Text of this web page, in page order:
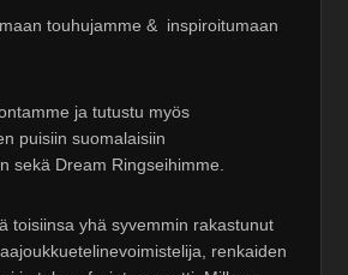
touhujamme & inspiroitumaan
ja tutustu myös
puisiin suomalaisiin
sekä Dream Ringseihimme.
toisiinsa yhä syvemmin rakastunut
renkaiden